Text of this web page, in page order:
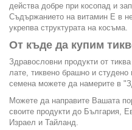
действа добре при косопад и
Съдържанието на витамин Е в
укрепва структурата на косъма.
От къде да купим
Здравословни продукти от
лате, тиквено брашно и
семена можете да намерите в
Можете да направите Вашата
своите продукти до България,
Израел и Тайланд.